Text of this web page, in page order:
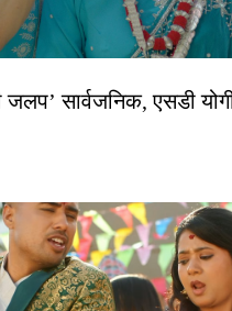
जलप’ सार्वजनिक, एसडी